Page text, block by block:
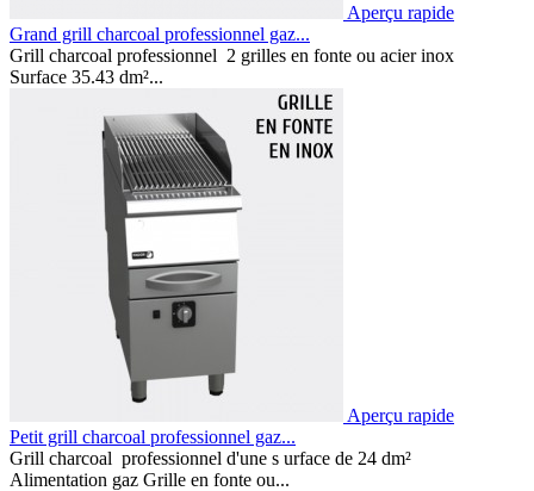
Aperçu rapide
Grand grill charcoal professionnel gaz...
Grill charcoal professionnel 2 grilles en fonte ou acier inox
Surface 35.43 dm²...
Aperçu rapide
Petit grill charcoal professionnel gaz...
Grill charcoal professionnel d'une s urface de 24 dm²
Alimentation gaz Grille en fonte ou...